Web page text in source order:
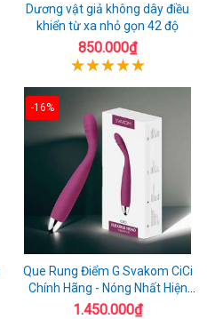
Dương vật giả không dây điều
khiển từ xa nhỏ gọn 42 độ
850.000₫
-16%
Que Rung Điểm G Svakom CiCi
Chính Hãng - Nóng Nhất Hiện
Nay
1.450.000₫